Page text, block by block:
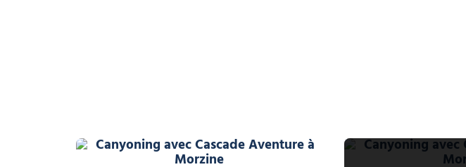
Canyoning avec Cascade Aventure à Morzine